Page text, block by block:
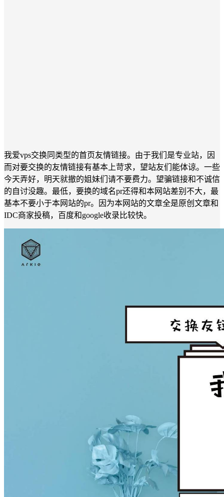
我爱vps交换同类型的首页友情链接。由于我们是专业站，因
而对要交换的友情链接有基本上苛求，望站友们能体谅。一些
今天弄好，明天就撤的姐妹们请不要费力。望骗链接和不诚信
的自讨没趣。最低，要换的域名pr还得和本网站差别不大，最
基本不要小于本网站的pr。因为本网站的文章全是原创文章和
IDC商家投稿，百度和google收录比较快。